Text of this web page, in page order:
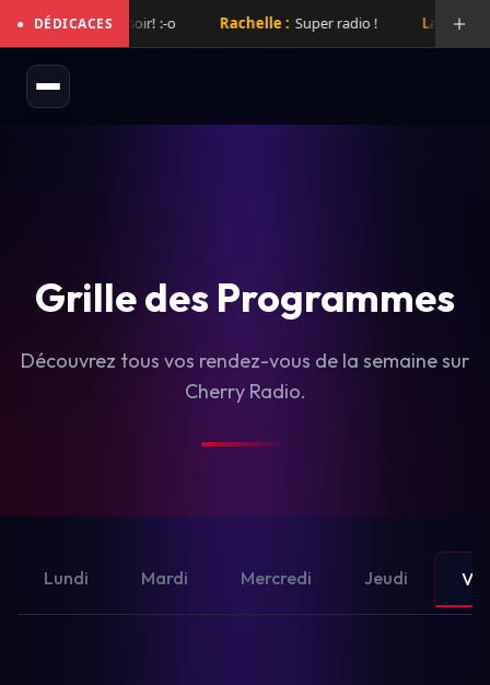
● DÉDICACES
de folie hier soir! :-o Rachelle : Super radio ! Laurent :
Grille des Programmes
Découvrez tous vos rendez-vous de la semaine sur
Cherry Radio.
Lundi Mardi Mercredi Jeudi